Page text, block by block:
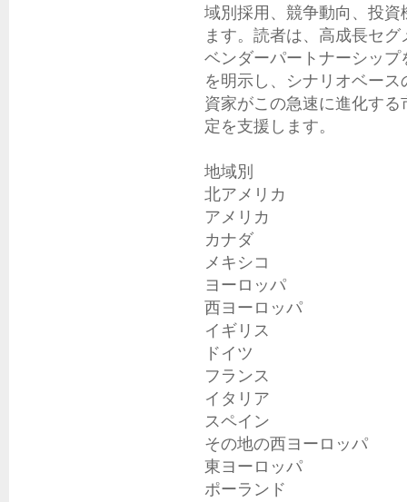
域別採用、競争動向、投
ます。読者は、高成長セ
ベンダーパートナーシッ
を明示し、シナリオベー
資家がこの急速に進化す
定を支援します。
地域別
北アメリカ
アメリカ
カナダ
メキシコ
ヨーロッパ
西ヨーロッパ
イギリス
ドイツ
フランス
イタリア
スペイン
その地の西ヨーロッパ
東ヨーロッパ
ポーランド